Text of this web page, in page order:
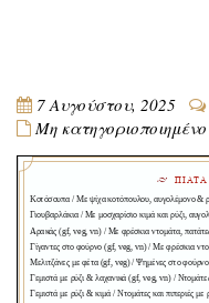
7 Αυγούστου, 2025
Μη κατηγοριοποιημένο